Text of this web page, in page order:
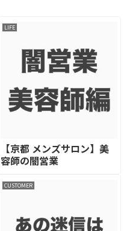
LIFE
【京都 メンズサロン】美
容師の闇営業
CUSTOMER